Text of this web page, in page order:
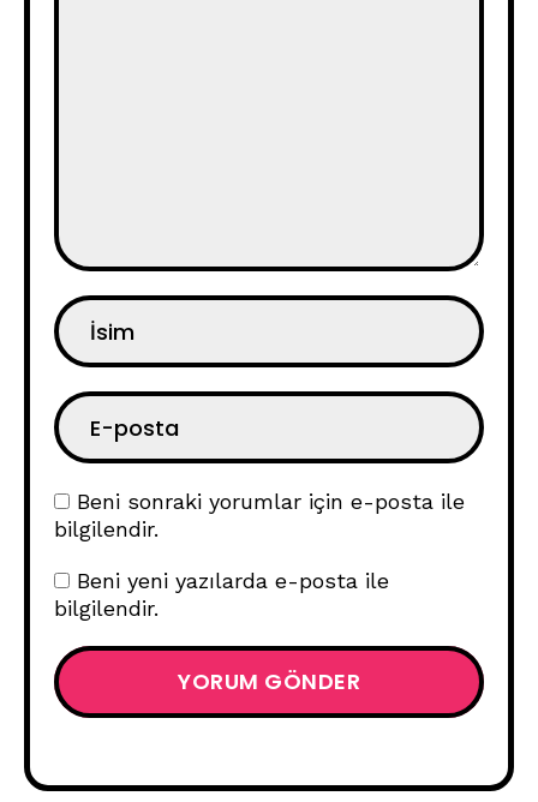
Beni sonraki yorumlar için e-posta ile
bilgilendir.
Beni yeni yazılarda e-posta ile
bilgilendir.